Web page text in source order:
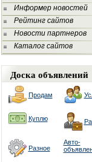
Информер новостей
Рейтинг сайтов
Новости партнеров
Каталог сайтов
Доска объявлений
Продам
Куплю
Разное
Авто-